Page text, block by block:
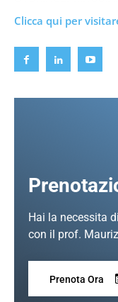
Clicca qui per
Hai la necessita
con il prof.
Prenota Ora